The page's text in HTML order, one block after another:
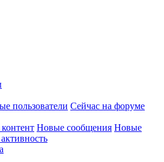
пользователи Сейчас на форуме
Новые сообщения Новые